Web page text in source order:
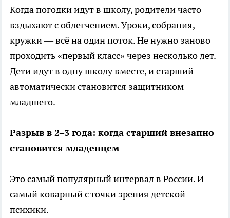
Когда погодки идут в школу, родители часто
вздыхают с облегчением. Уроки, собрания,
кружки — всё на один поток. Не нужно заново
проходить «первый класс» через несколько лет.
Дети идут в одну школу вместе, и старший
автоматически становится защитником
младшего.
Разрыв в 2–3 года: когда старший внезапно
становится младенцем
Это самый популярный интервал в России. И
самый коварный с точки зрения детской
психики.